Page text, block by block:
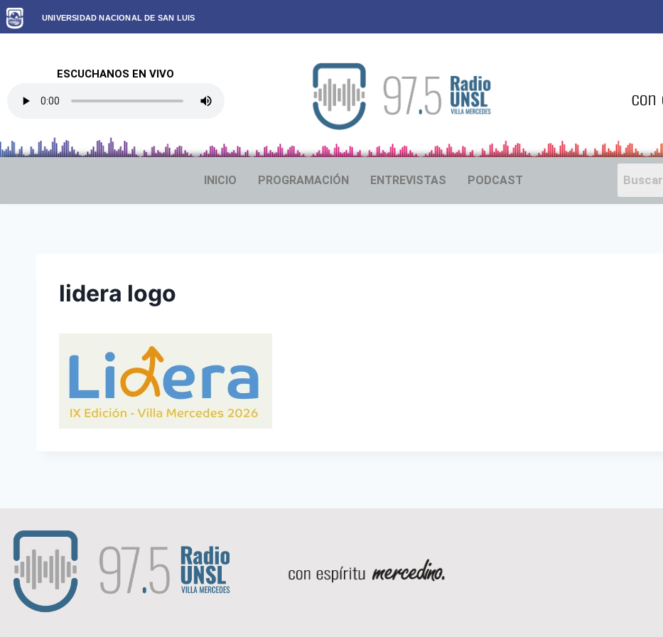
UNIVERSIDAD NACIONAL DE SAN LUIS
ESCUCHANOS EN VIVO
INICIO PROGRAMACIÓN ENTREVISTAS PODCAST
lidera logo